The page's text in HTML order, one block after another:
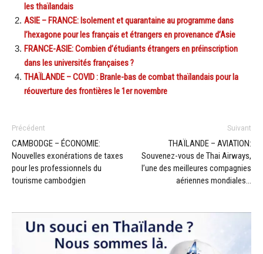
les thaïlandais
ASIE – FRANCE: Isolement et quarantaine au programme dans
l’hexagone pour les français et étrangers en provenance d’Asie
FRANCE-ASIE: Combien d’étudiants étrangers en préinscription
dans les universités françaises ?
THAÏLANDE – COVID : Branle-bas de combat thaïlandais pour la
réouverture des frontières le 1er novembre
Précédent
CAMBODGE – ÉCONOMIE:
Nouvelles exonérations de taxes
pour les professionnels du
tourisme cambodgien
Suivant
THAÏLANDE – AVIATION:
Souvenez-vous de Thai Airways,
l’une des meilleures compagnies
aériennes mondiales…